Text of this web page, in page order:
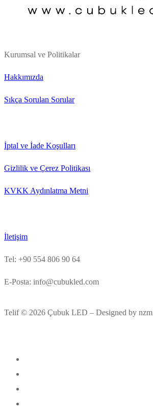
Kurumsal ve Politikalar
Hakkımızda
Sıkça Sorulan Sorular
İptal ve İade Koşulları
Gizlilik ve Çerez Politikası
KVKK Aydınlatma Metni
İletişim
Tel: +90 554 806 90 64
E-Posta: info@cubukled.com
Telif © 2026 Çubuk LED – Designed by nzm